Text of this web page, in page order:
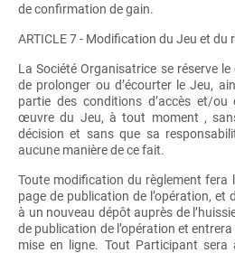
de confirmation de gain.
ARTICLE 7 - Modification du Jeu et du
La Société Organisatrice se réserve le
de prolonger ou d’écourter le Jeu,
partie des conditions d’accès et/
œuvre du Jeu, à tout moment ,
décision et sans que sa
aucune manière de ce fait.
Toute modification du règlement fera
page de publication de l’opération, et
à un nouveau dépôt auprès de
de publication de l’opération et
mise en ligne. Tout Participant sera